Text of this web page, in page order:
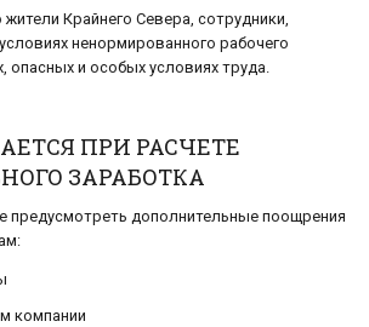
Крайнего Севера, сотрудники,
ненормированного рабочего
и особых условиях труда.
ПРИ РАСЧЕТЕ
ЗАРАБОТКА
предусмотреть дополнительные поощрения
компании